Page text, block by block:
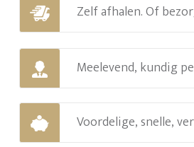
Zelf afhalen. Of
Meelevend, kundig
Voordelige, snelle,